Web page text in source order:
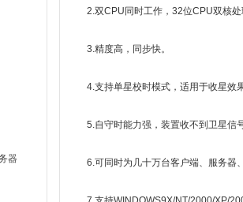
器
2.双CPU同时工作，32位CPU双核处
3.精度高，同步快。
4.支持单星校时模式，适用于收星效
5.自守时能力强，装置收不到卫星信
6.可同时为几十万台客户端、服务器